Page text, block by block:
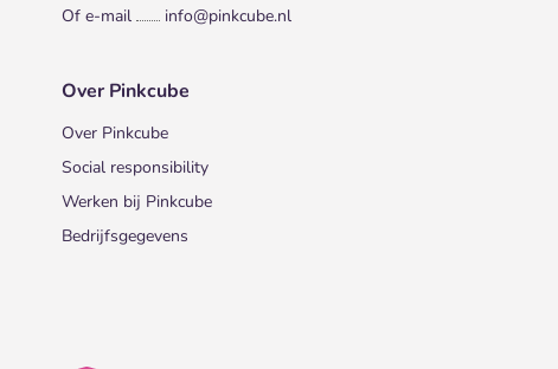
Of e-mail
info@pinkcube.nl
Over Pinkcube
Over Pinkcube
Social responsibility
Werken bij Pinkcube
Bedrijfsgegevens